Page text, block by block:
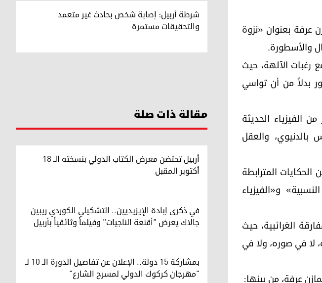
عرفة بعنوان «نزوة
والأسطورة.
رغبات الآلهة، حيث
بدلاً من أن تواسي
الفيزياء الحديثة
بالدنيوي، والعقل
تسرد مجموعة من الحكايات المترابطة
و«الفيزياء
الغرائبية، حيث
لا في صوره، ولا في
شرطة أربيل: إصابة شخص بحادث غير متعمد
والتحقيقات مستمرة
مقالة ذات صلة
أربيل تحتضن معرض الكتاب الدولي بنسخته الـ 18
أكتوبر المقبل
في ذكرى إبادة الإيزيديين.. التشكيلي الكوردي ريبين
جالاك يعرض "أقنعة الناجيات" وفيلماً وثائقياً بأربيل
بمشاركة 15 دولة.. الإعلان عن تفاصيل الدورة الـ 10 لـ
"مهرجان كركوك الدولي لمسرح الشارع"